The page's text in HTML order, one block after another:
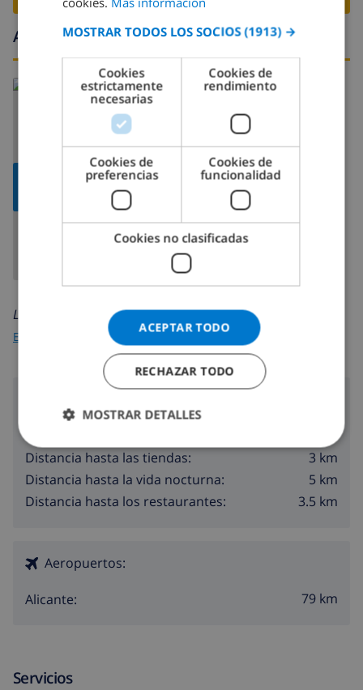
Alrededores
MOSTRAR
Leer más sobre:
España Costa Blanca >Calpe>Cometa III
Distancia hasta el mar:
2.9 km
Distancia hasta las tiendas:
3 km
Distancia hasta la vida nocturna:
5 km
Distancia hasta los restaurantes:
3.5 km
Aeropuertos:
Alicante: 79 km
Servicios
GERMAN
CATALAN
ITALIAN
DANISH
MOSTRAR TODOS LOS SOCIOS (1913) →
Cookies
estrictamente
necesarias
Cookies de
rendimiento
Cookies de
preferencias
Cookies de
funcionalidad
Cookies no clasificadas
ACEPTAR TODO
RECHAZAR TODO
MOSTRAR DETALLES